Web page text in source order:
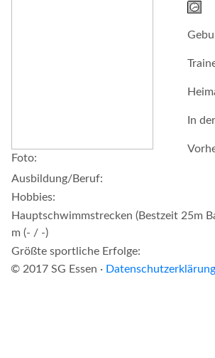
Foto:
In
Ausbildung/Beruf:
Hobbies:
Hauptschwimmstrecken (Bestzeit 25m
m (- / -)
Größte sportliche Erfolge:
© 2017 SG Essen · Datenschutzerklärung